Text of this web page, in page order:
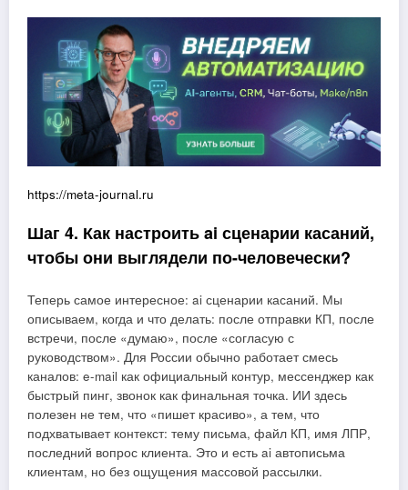
https://meta-journal.ru
Шаг 4. Как настроить ai сценарии касаний,
чтобы они выглядели по-человечески?
Теперь самое интересное: ai сценарии касаний. Мы
описываем, когда и что делать: после отправки КП, после
встречи, после «думаю», после «согласую с
руководством». Для России обычно работает смесь
каналов: e-mail как официальный контур, мессенджер как
быстрый пинг, звонок как финальная точка. ИИ здесь
полезен не тем, что «пишет красиво», а тем, что
подхватывает контекст: тему письма, файл КП, имя ЛПР,
последний вопрос клиента. Это и есть ai автописьма
клиентам, но без ощущения массовой рассылки.